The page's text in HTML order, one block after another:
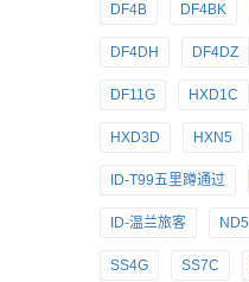
DF4B DF4BK
DF4DH DF4DZ
DF11G HXD1C
HXD3D HXN5
ID-T99五里蹲通过
ID-温兰旅客 ND5
SS4G SS7C